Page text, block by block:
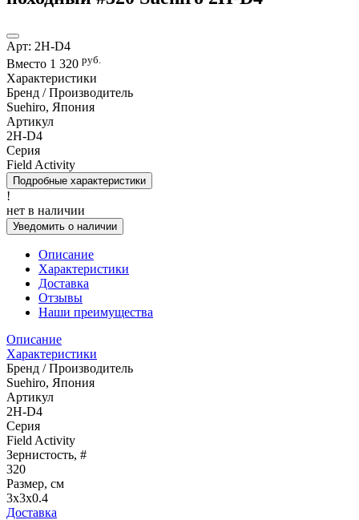
Арт: 2H-D4
Вместо 1 320 руб.
Характеристики
Бренд / Производитель
Suehiro, Япония
Артикул
2H-D4
Серия
Field Activity
Подробные характеристики
!
нет в наличии
Уведомить о наличии
Описание
Характеристики
Доставка
Отзывы
Наши преимущества
Описание
Характеристики
Бренд / Производитель
Suehiro, Япония
Артикул
2H-D4
Серия
Field Activity
Зернистость, #
320
Размер, см
3x3x0.4
Доставка